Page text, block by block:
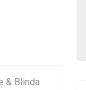
& Blinda